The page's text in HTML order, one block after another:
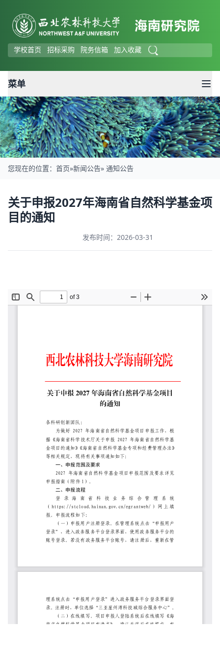
学校首页 招标采购 院务信箱 加入收藏
菜单
通知公告
您现在的位置： 首页»新闻公告» 通知公告
关于申报2027年海南省自然科学基金项
目的通知
发布时间：2026-03-31